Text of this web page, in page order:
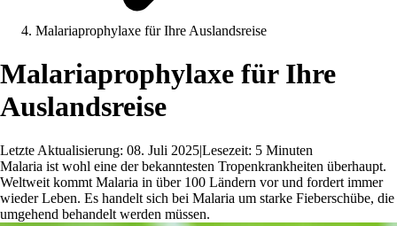
Malariaprophylaxe für Ihre Auslandsreise
Malariaprophylaxe für Ihre
Auslandsreise
Letzte Aktualisierung: 08. Juli 2025|Lesezeit: 5 Minuten
Malaria ist wohl eine der bekanntesten Tropenkrankheiten überhaupt.
Weltweit kommt Malaria in über 100 Ländern vor und fordert immer
wieder Leben. Es handelt sich bei Malaria um starke Fieberschübe, die
umgehend behandelt werden müssen.